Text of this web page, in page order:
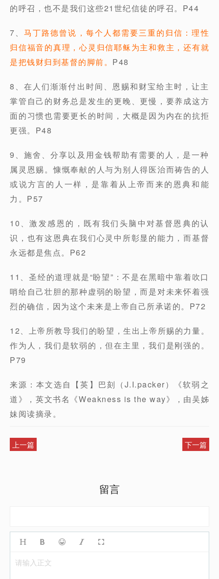
的呼召，也不是我们这些21世纪信徒的呼召。P44
7、马丁路德曾说，每个人都需要三重的归信：理性
归信福音的真理，心灵归信耶稣为主和救主，还有就
是把钱财归到基督的脚前。 P48
8、在人们渐渐付出时间、恩赐和财宝给主时，让主
掌管自己的财务总是发生的更晚、更慢，要养成这方
面的习惯也需要更长的时间，大概是因为内在的抗拒
更强。P48
9、施舍、分享以及用金钱帮助有需要的人，是一种
属灵恩赐。慷慨奉献的人与为别人得医治而祷告的人
或说方言的人一样，是靠着从上帝而来的恩典和能
力。P57
10、激发感恩的，既有我们头脑中对基督恩典的认
识，也有这恩典在我们心灵中所彰显的能力，而基督
永远都是焦点。P62
11、圣经的道理就是“盼望”：不是在黑暗中靠着吹口
哨给自己壮胆的那种虚弱的盼望，而是对未来怀着强
烈的确信，因为这个未来是上帝自己所承诺的。P72
12、上帝所教导我们的盼望，生出上帝所赐的力量。
作为人，我们是软弱的，但在主里，我们是刚强的。
P79
来源：本文选自【英】巴刻（J.I.packer）《软弱之
道》，英文书名《Weakness is the way》，由吴姊
妹阅读摘录。
上一篇 下一篇
留言
请输入正文